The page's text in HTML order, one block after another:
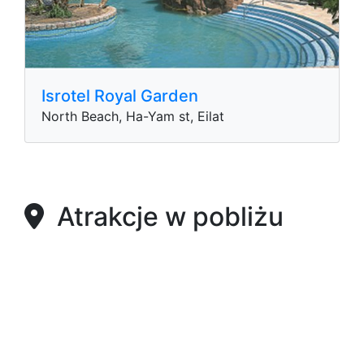
Isrotel Royal Garden
North Beach, Ha-Yam st, Eilat
Atrakcje w pobliżu